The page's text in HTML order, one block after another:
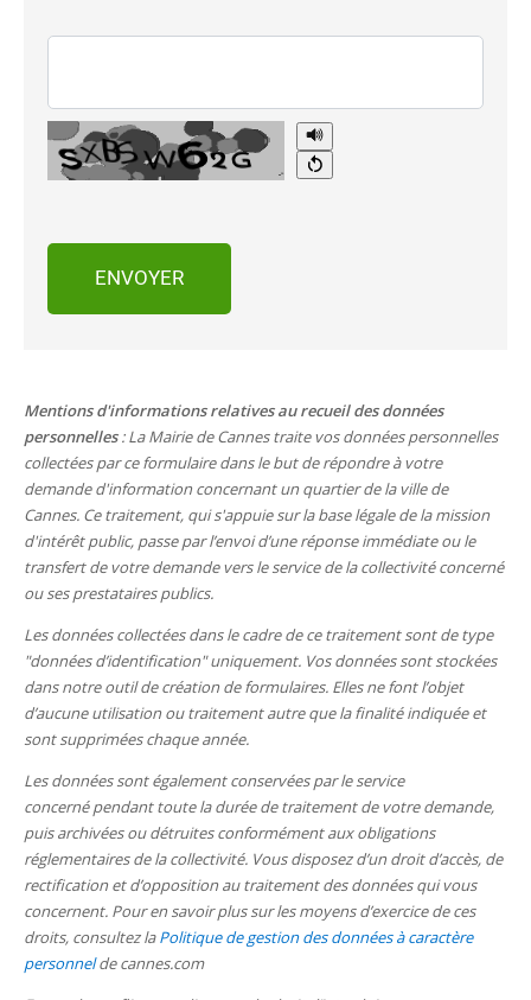
ENVOYER
Mentions d'informations relatives au recueil des données
personnelles: La Mairie de Cannes traite vos données personnelles
collectées par ce formulaire dans le but de répondre à votre
demande d'information concernant un quartier de la ville de
Cannes. Ce traitement, qui s'appuie sur la base légale de la mission
d'intérêt public, passe par l’envoi d’une réponse immédiate ou le
transfert de votre demande vers le service de la collectivité concerné
ou ses prestataires publics.
Les données collectées dans le cadre de ce traitement sont de type
"données d’identification" uniquement. Vos données sont stockées
dans notre outil de création de formulaires. Elles ne font l’objet
d’aucune utilisation ou traitement autre que la finalité indiquée et
sont supprimées chaque année.
Les données sont également conservées par le service
concerné pendant toute la durée de traitement de votre demande,
puis archivées ou détruites conformément aux obligations
réglementaires de la collectivité. Vous disposez d’un droit d’accès, de
rectification et d’opposition au traitement des données qui vous
concernent. Pour en savoir plus sur les moyens d’exercice de ces
droits, consultez laPolitique de gestion des données à caractère
personnelde cannes.com